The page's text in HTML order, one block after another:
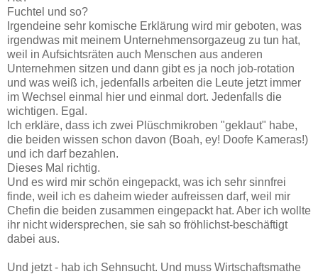
Fuchtel und so?
Irgendeine sehr komische Erklärung wird mir geboten, was
irgendwas mit meinem Unternehmensorgazeug zu tun hat,
weil in Aufsichtsräten auch Menschen aus anderen
Unternehmen sitzen und dann gibt es ja noch job-rotation
und was weiß ich, jedenfalls arbeiten die Leute jetzt immer
im Wechsel einmal hier und einmal dort. Jedenfalls die
wichtigen. Egal.
Ich erkläre, dass ich zwei Plüschmikroben "geklaut" habe,
die beiden wissen schon davon (Boah, ey! Doofe Kameras!)
und ich darf bezahlen.
Dieses Mal richtig.
Und es wird mir schön eingepackt, was ich sehr sinnfrei
finde, weil ich es daheim wieder aufreissen darf, weil mir
Chefin die beiden zusammen eingepackt hat. Aber ich wollte
ihr nicht widersprechen, sie sah so fröhlichst-beschäftigt
dabei aus.
Und jetzt - hab ich Sehnsucht. Und muss Wirtschaftsmathe